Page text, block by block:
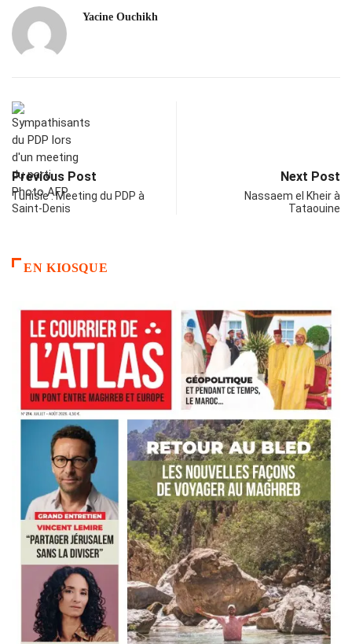
Yacine Ouchikh
Previous Post
Tunisie : Meeting du PDP à
Saint-Denis
Next Post
Nassaem el Kheir à
Tataouine
EN KIOSQUE